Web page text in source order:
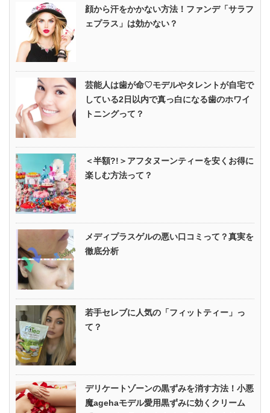
顔から汗をかかない方法！ファンデ「サラフ
ェプラス」は効かない？
芸能人は歯が命♡モデルやタレントが自宅で
している2日以内で真っ白になる歯のホワイ
トニングって？
＜半額?!＞アフタヌーンティーを安くお得に
楽しむ方法って？
メディプラスゲルの悪い口コミって？真実を
徹底分析
若手セレブに人気の「フィットティー」っ
て？
デリケートゾーンの黒ずみを消す方法！小悪
魔agehaモデル愛用黒ずみに効くクリーム